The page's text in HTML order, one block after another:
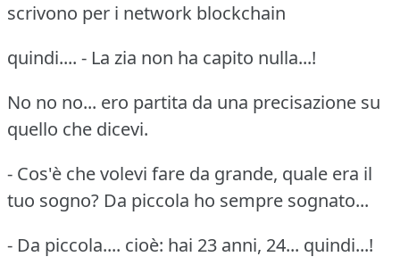
scrivono per i network blockchain
quindi.... - La zia non ha capito nulla...!
No no no... ero partita da una precisazione su
quello che dicevi.
- Cos'è che volevi fare da grande, quale era il
tuo sogno? Da piccola ho sempre sognato...
- Da piccola.... cioè: hai 23 anni, 24... quindi...!